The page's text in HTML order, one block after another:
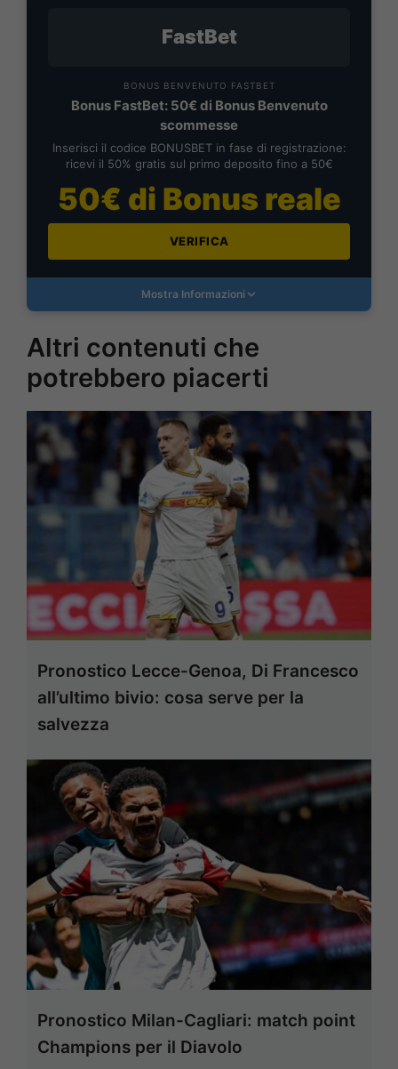
FastBet
BONUS BENVENUTO FASTBET
Bonus FastBet: 50€ di Bonus Benvenuto
scommesse
Inserisci il codice BONUSBET in fase di registrazione:
ricevi il 50% gratis sul primo deposito fino a 50€
50€ di Bonus reale
VERIFICA
Mostra Informazioni
Altri contenuti che
potrebbero piacerti
Pronostico Lecce-Genoa, Di Francesco
all’ultimo bivio: cosa serve per la
salvezza
Pronostico Milan-Cagliari: match point
Champions per il Diavolo